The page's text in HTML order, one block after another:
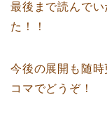
最後まで読んで
た！！
今後の展開も随
コマでどうぞ！